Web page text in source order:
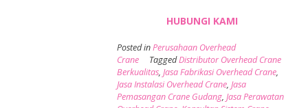
HUBUNGI KAMI
Posted inPerusahaan Overhead
Crane
TaggedDistributor Overhead Crane
Berkualitas, Jasa Fabrikasi Overhead Crane,
Jasa Instalasi Overhead Crane, Jasa
Pemasangan Crane Gudang, Jasa Perawatan